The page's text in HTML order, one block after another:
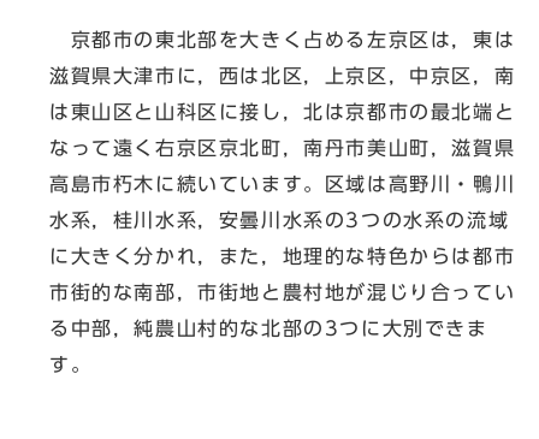
京都市の東北部を大きく占める左京区は，東は
滋賀県大津市に，西は北区，上京区，中京区，南
は東山区と山科区に接し，北は京都市の最北端と
なって遠く右京区京北町，南丹市美山町，滋賀県
高島市朽木に続いています。区域は高野川・鴨川
水系，桂川水系，安曇川水系の3つの水系の流域
に大きく分かれ，また，地理的な特色からは都市
市街的な南部，市街地と農村地が混じり合ってい
る中部，純農山村的な北部の3つに大別できま
す。